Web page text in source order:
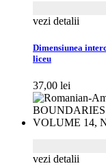
vezi detalii
Dimensiunea
liceu
37,00 lei
vezi detalii